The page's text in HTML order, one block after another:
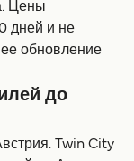
Цены
дней и не
обновление
до
Twin City